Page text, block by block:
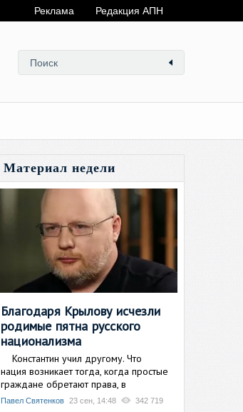
Реклама Редакция АПН
Материал недели
Благодаря Крылову исчезли
родимые пятна русского
национализма
Константин учил другому. Что
нация возникает тогда, когда простые
граждане обретают права, в
Павел Святенков 23 сен, 14:48 342 719